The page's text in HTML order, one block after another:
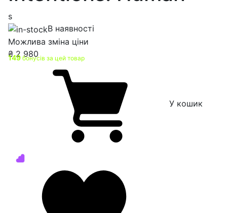
s
В наявності
Можлива зміна ціни
₴2 980
149 бонусів за цей товар
У кошик